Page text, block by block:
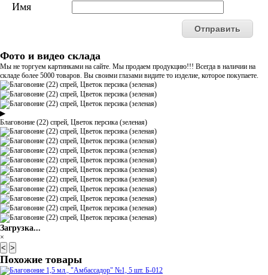
Имя
Фото и видео склада
Мы не торгуем картинками на сайте. Мы продаем продукцию!!! Всегда в наличии на
складе более 5000 товаров. Вы своими глазами видите то изделие, которое покупаете.
▶
Благовоние (22) спрей, Цветок персика (зеленая)
Загрузка...
×
< >
Похожие товары